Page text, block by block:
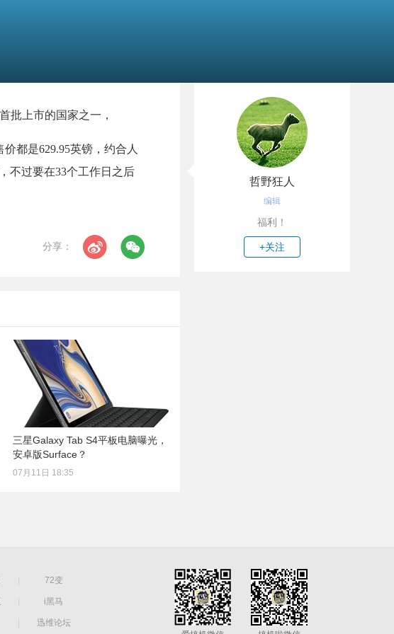
批上市的国家之一，
都是629.95英镑，约合人
不过要在33个工作日之后
分享：
三星Galaxy Tab S4平板电脑曝光，
安卓版Surface？
07月11日 18:35
哲野狂人
编辑
福利！
+关注
72变
i黑马
迅维论坛